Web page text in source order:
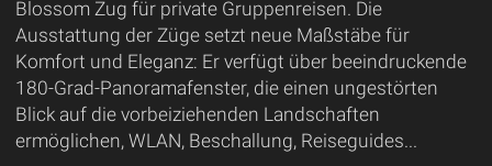
Blossom Zug für private Gruppenreisen. Die
Ausstattung der Züge setzt neue Maßstäbe für
Komfort und Eleganz: Er verfügt über beeindruckende
180-Grad-Panoramafenster, die einen ungestörten
Blick auf die vorbeiziehenden Landschaften
ermöglichen, WLAN, Beschallung, Reiseguides...